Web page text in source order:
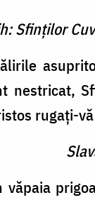
Sfinţilor
nestricat,
ru­gaţi-
vă­paia